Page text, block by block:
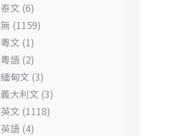
泰文 (6)
無 (1159)
粵文 (1)
粵語 (2)
緬甸文 (3)
義大利文 (3)
英文 (1118)
英語 (4)